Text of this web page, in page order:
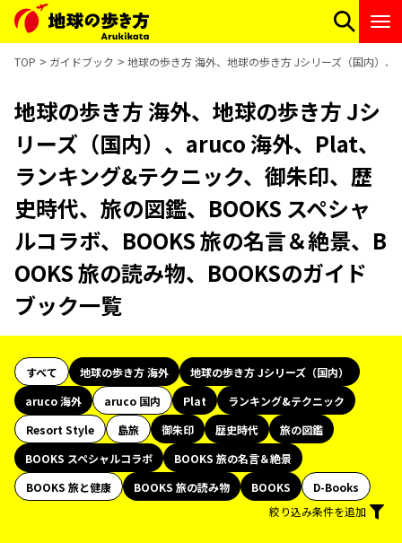
TOP ガイドブック 地球の歩き方 海外、地球の歩き方 Jシリーズ（国内）
地球の歩き方 海外、地球の歩き方 Jシ
リーズ（国内）、aruco 海外、Plat、
ランキング&テクニック、御朱印、歴
史時代、旅の図鑑、BOOKS スペシャ
ルコラボ、BOOKS 旅の名言＆絶景、B
OOKS 旅の読み物、BOOKSのガイド
ブック一覧
すべて 地球の歩き方 海外
地球の歩き方 Jシリーズ（国内）
aruco 海外
aruco 国内 Plat
ランキング&テクニック
Resort Style
島旅 御朱印 歴史時代
旅の図鑑
BOOKS スペシャルコラボ
BOOKS 旅の名言＆絶景
BOOKS 旅と健康
BOOKS 旅の読み物 BOOKS
D-Books
絞り込み条件を追加